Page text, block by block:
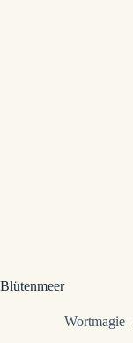
Blütenmeer
Wortmagie